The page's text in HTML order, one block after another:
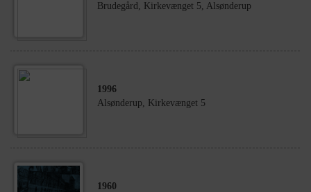
Brudegård, Kirkevænget 5, Alsønderup
1996
Alsønderup, Kirkevænget 5
1960